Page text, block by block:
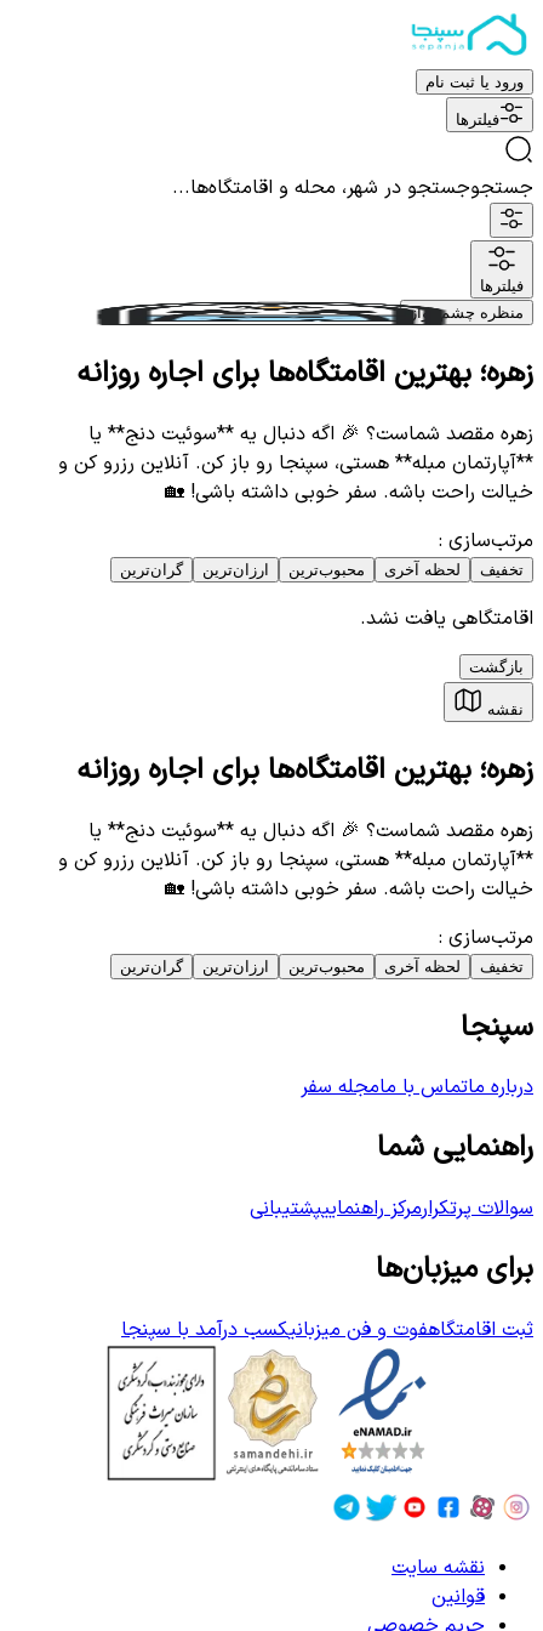
ورود یا ثبت نام
فیلترها
جستجوجستجو در شهر، محله و اقامتگاه‌ها...
فیلترها
منظره چشم نواز
زهره؛ بهترین اقامتگاه‌ها برای اجاره روزانه
زهره مقصد شماست؟ 🎉 اگه دنبال یه **سوئیت دنج** یا
**آپارتمان مبله** هستی، سپنجا رو باز کن. آنلاین رزرو کن و
خیالت راحت باشه. سفر خوبی داشته باشی! 🏡
مرتب‌سازی :
تخفیف لحظه آخری محبوب‌ترین ارزان‌ترین گران‌ترین
اقامتگاهی یافت نشد.
بازگشت
نقشه
زهره؛ بهترین اقامتگاه‌ها برای اجاره روزانه
زهره مقصد شماست؟ 🎉 اگه دنبال یه **سوئیت دنج** یا
**آپارتمان مبله** هستی، سپنجا رو باز کن. آنلاین رزرو کن و
خیالت راحت باشه. سفر خوبی داشته باشی! 🏡
مرتب‌سازی :
تخفیف لحظه آخری محبوب‌ترین ارزان‌ترین گران‌ترین
سپنجا
درباره ماتماس با مامجله سفر
راهنمایی شما
سوالات پرتکرارمرکز راهنماییپشتیبانی
برای میزبان‌ها
ثبت اقامتگاهفوت و فن میزبانیکسب درآمد با سپنجا
نقشه سایت
قوانین